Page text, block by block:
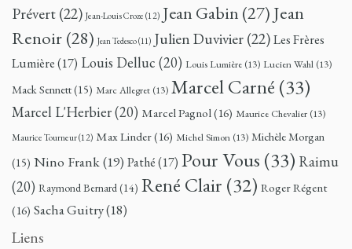
Prévert(22) Jean-Louis Croze (12) Jean Gabin (27) Jean
Renoir (28) Jean Tedesco(11) Julien Duvivier(22)Les Frères
Lumière(17) Louis Delluc (20) Louis Lumière (13) Lucien Wahl (13)
Mack Sennett(15) Marc Allegret (13) Marcel Carné (33)
Marcel L'Herbier(20) Marcel Pagnol(16) Maurice Chevalier (13)
Maurice Tourneur(12) Max Linder(16) Michel Simon (13) Michèle Morgan
(15) Nino Frank(19) Pathé(17) Pour Vous (33) Raimu
(20) Raymond Bernard(14) René Clair (32) Roger Régent
(16) Sacha Guitry(18)
Liens